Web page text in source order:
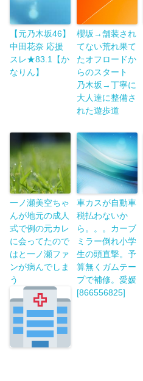
【元乃木坂46】
中田花奈 応援
スレ★83.1【か
なりん】
櫻坂→舗装され
てない荒れ果て
たオフロードか
らのスタート
乃木坂→丁寧に
大人達に整備さ
れた遊歩道
一ノ瀬美空ちゃ
んが地元の成人
式で例の元カレ
に会ってたので
はと一ノ瀬ファ
ンが病んでしま
う
車カスが自動車
税払わないか
ら。。。カーブ
ミラー倒れ小学
生の頭直撃。予
算無くガムテー
プで補修。愛媛
[866556825]